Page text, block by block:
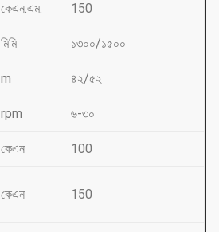
কেএন.এম. 150
মিমি ১৩০০/১৫০০
m ৪২/৫২
rpm ৬-৩০
কেএন 100
কেএন 150